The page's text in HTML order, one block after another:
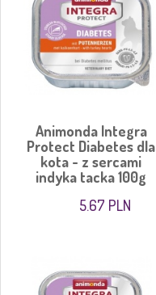
Animonda Integra
Protect Diabetes dla
kota - z sercami
indyka tacka 100g
5.67 PLN